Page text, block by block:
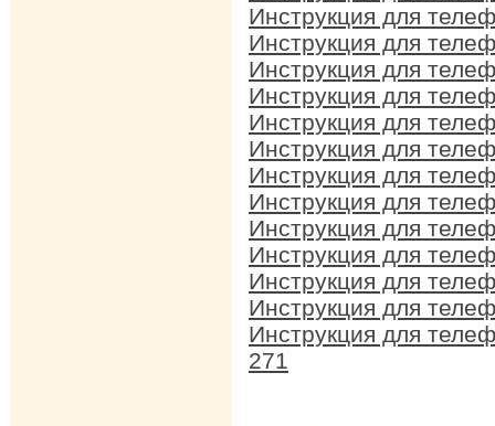
Инструкция для
Инструкция для
Инструкция для
Инструкция для
Инструкция для
Инструкция для
Инструкция для
Инструкция для
Инструкция для
Инструкция для
Инструкция для
Инструкция для
Инструкция для
271